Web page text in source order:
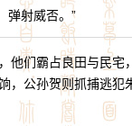
弹射威否。”
他们霸占良田与民宅
，公孙贺则抓捕逃